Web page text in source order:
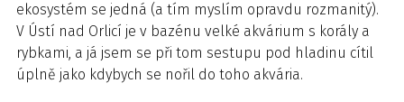
ekosystém se jedná (a tím myslím opravdu rozmanitý).
V Ústí nad Orlicí je v bazénu velké akvárium s korály a
rybkami, a já jsem se při tom sestupu pod hladinu cítil
úplně jako kdybych se nořil do toho akvária.